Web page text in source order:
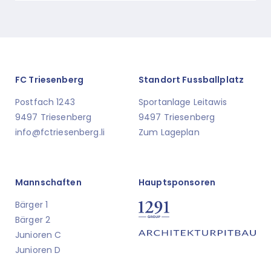
FC Triesenberg
Postfach 1243
9497 Triesenberg
info@fctriesenberg.li
Standort Fussballplatz
Sportanlage Leitawis
9497 Triesenberg
Zum Lageplan
Mannschaften
Bärger 1
Bärger 2
Junioren C
Junioren D
Hauptsponsoren